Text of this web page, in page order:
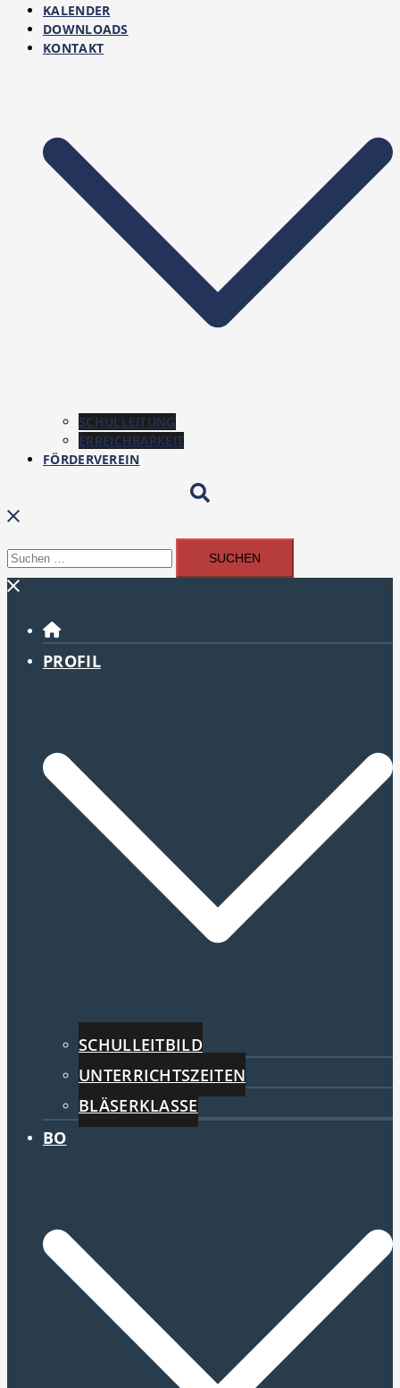
KALENDER
DOWNLOADS
KONTAKT
SCHULLEITUNG
ERREICHBARKEIT
FÖRDERVEREIN
Suchen
nach:
Menü
PROFIL
SCHULLEITBILD
UNTERRICHTSZEITEN
BLÄSERKLASSE
BO